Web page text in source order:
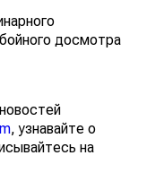
досмотра
, узнавайте о
на